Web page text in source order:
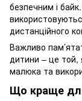
безпечним і
дистанційного
Важливо
дитини – це той,
малюка та
Що краще для